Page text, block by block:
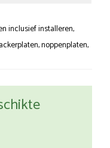
inclusief installeren,
noppenplaten,